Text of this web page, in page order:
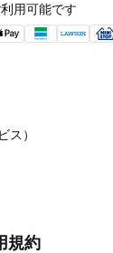
用可能です
ス）
規約